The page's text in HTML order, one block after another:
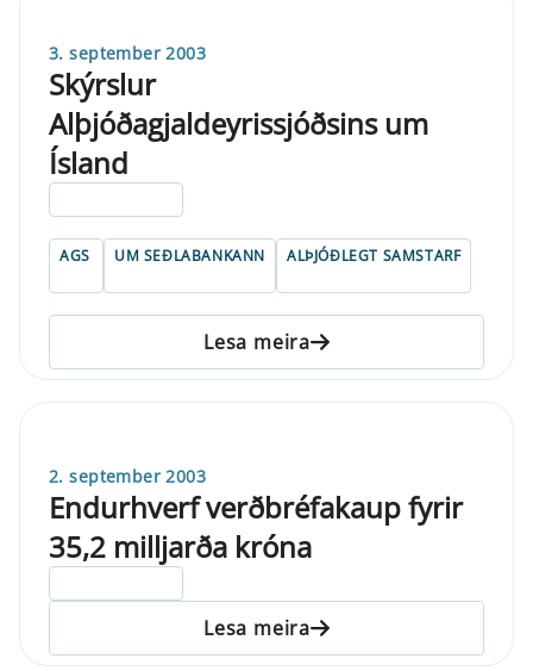
3. september 2003
Skýrslur
Alþjóðagjaldeyrissjóðsins um
Ísland
AGS UM SEÐLABANKANN ALÞJÓÐLEGT SAMSTARF
Lesa meira
2. september 2003
Endurhverf verðbréfakaup fyrir
35,2 milljarða króna
Lesa meira